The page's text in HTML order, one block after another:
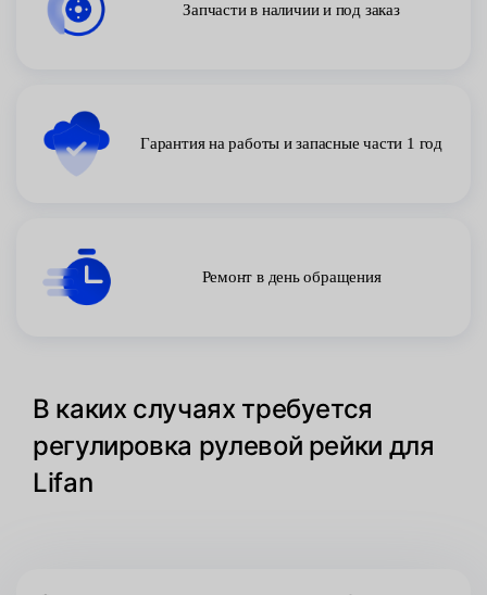
Запчасти в наличии и под заказ
Гарантия на работы и запасные части 1 год
Ремонт в день обращения
В каких случаях требуется
регулировка рулевой рейки для
Lifan